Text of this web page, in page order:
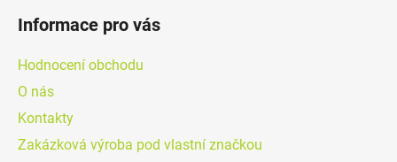
Informace pro vás
Hodnocení obchodu
O nás
Kontakty
Zakázková výroba pod vlastní značkou